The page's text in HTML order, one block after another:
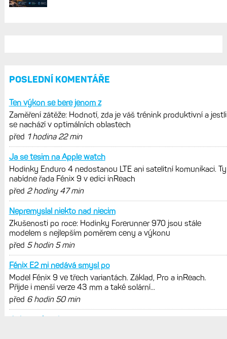
Fénix 9 v edici inReach
Live Activity konečně i pro outdoorové
sporty. Mobil už umí zrcadlit data
cyklistiky, běhu i chůze
Zkušenosti po roce: Fénixy 8 Pro jsou
jedním slovem parádní, těžko něco
vytknout. Ale ta nositelnost
Zaměření zátěže: Hodnotí, zda je váš
trénink produktivní a jestli se nachází
v optimálních oblastech
Garmin poprvé překonal hranici
300 dolarů. Cena akcií za devět
měsíců výrazně vzrostla